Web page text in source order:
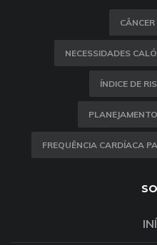
NECESSIDADES
ÍNDICE DE
FREQUÊNCIA CARDÍACA